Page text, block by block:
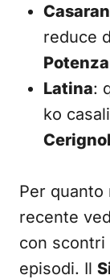
reduce
Potenza
Latina:
ko
Per
recente
con
episodi. Il